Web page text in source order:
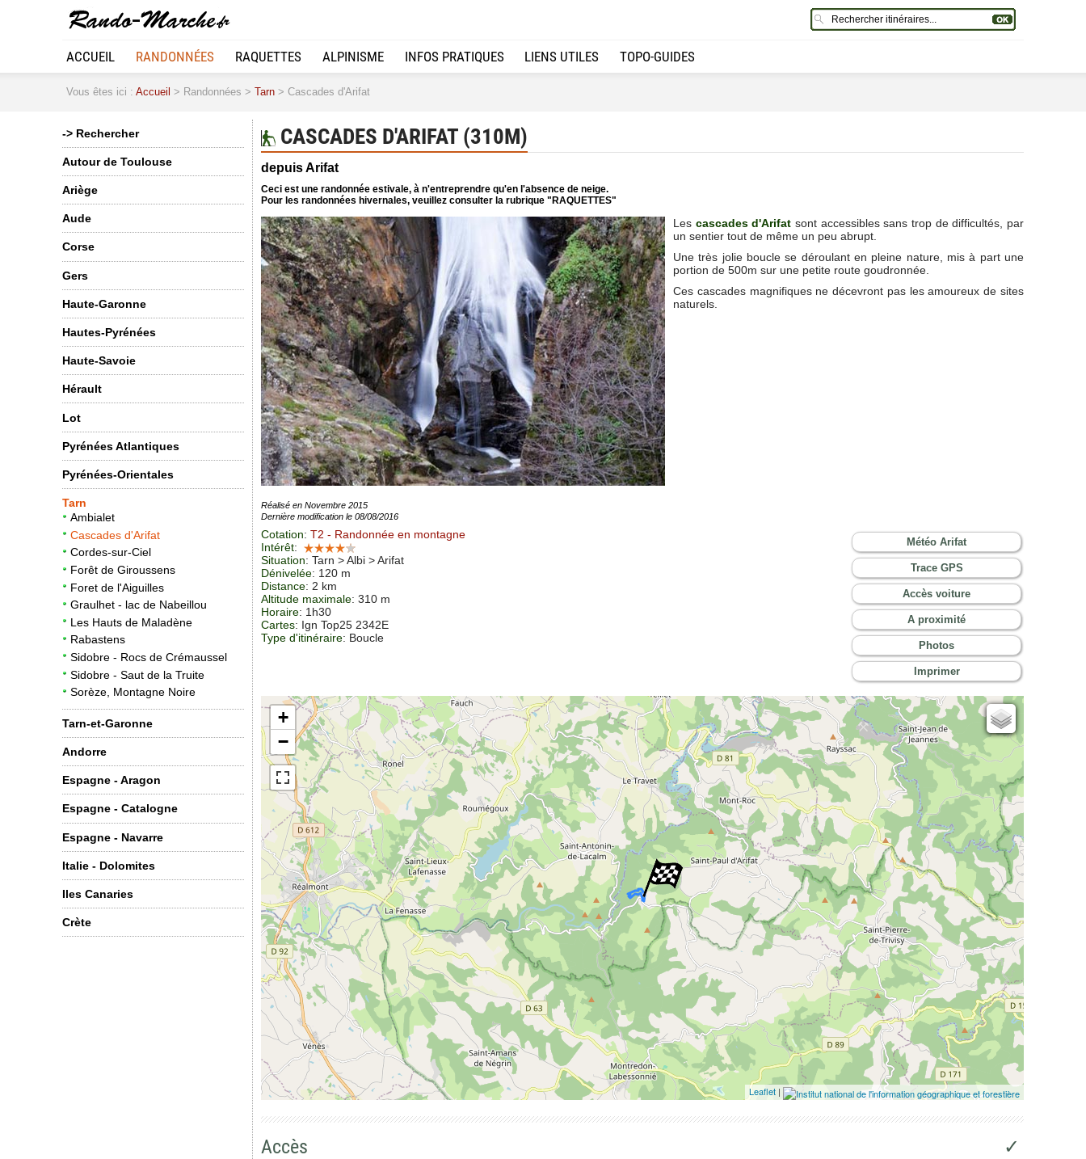
ACCUEIL RANDONNÉES RAQUETTES ALPINISME INFOS PRATIQUES LIENS UTILES TOPO-GUIDES
Vous êtes ici : Accueil > Randonnées > Tarn > Cascades d'Arifat
-> Rechercher
Autour de Toulouse
Ariège
Aude
Corse
Gers
Haute-Garonne
Hautes-Pyrénées
Haute-Savoie
Hérault
Lot
Pyrénées Atlantiques
Pyrénées-Orientales
Tarn
Ambialet
Cascades d'Arifat
Cordes-sur-Ciel
Forêt de Giroussens
Foret de l'Aiguilles
Graulhet - lac de Nabeillou
Les Hauts de Maladène
Rabastens
Sidobre - Rocs de Crémaussel
Sidobre - Saut de la Truite
Sorèze, Montagne Noire
Tarn-et-Garonne
Andorre
Espagne - Aragon
Espagne - Catalogne
Espagne - Navarre
Italie - Dolomites
Iles Canaries
Crète
CASCADES D'ARIFAT (310M)
depuis Arifat
Ceci est une randonnée estivale, à n'entreprendre qu'en l'absence de neige.
Pour les randonnées hivernales, veuillez consulter la rubrique "RAQUETTES"
Les cascades d'Arifat sont accessibles sans trop de difficultés, par
un sentier tout de même un peu abrupt.
Une très jolie boucle se déroulant en pleine nature, mis à part une
portion de 500m sur une petite route goudronnée.
Ces cascades magnifiques ne décevront pas les amoureux de sites
naturels.
Réalisé en Novembre 2015
Dernière modification le 08/08/2016
Cotation: T2 - Randonnée en montagne
Intérêt:
Situation: Tarn > Albi >Arifat
Dénivelée: 120 m
Distance: 2 km
Altitude maximale: 310 m
Horaire: 1h30
Cartes: Ign Top25 2342E
Type d'itinéraire: Boucle
Météo Arifat
Trace GPS
Accès voiture
A proximité
Photos
Imprimer
+
−
Cartes IGN
Open Topo Map
Open Street Map
ESRI Word Imagery
Leaflet |
Accès ✓